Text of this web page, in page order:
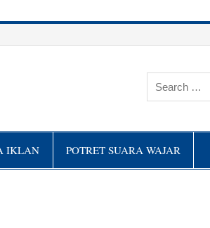
IKLAN POTRET SUARA WAJAR